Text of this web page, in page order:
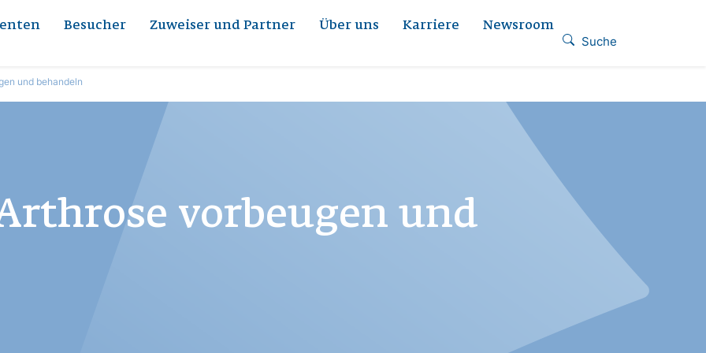
Besucher Zuweiser und Partner Über uns Karriere Newsroom
Suche
und behandeln
vorbeugen und